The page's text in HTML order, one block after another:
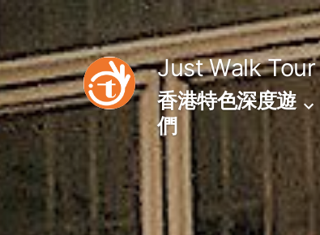
Skip
to
content
Just Walk Tour
香港特色深度遊
們